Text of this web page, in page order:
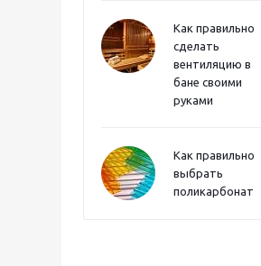
Как правильно
сделать
вентиляцию в
бане своими
руками
Как правильно
выбрать
поликарбонат